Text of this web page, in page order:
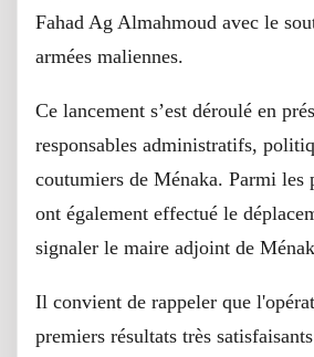
Fahad Ag Almahmoud avec le
armées maliennes.
Ce lancement s’est déroulé en
responsables administratifs,
coutumiers de Ménaka. Parmi les
ont également effectué le
signaler le maire adjoint de
Il convient de rappeler que
premiers résultats très